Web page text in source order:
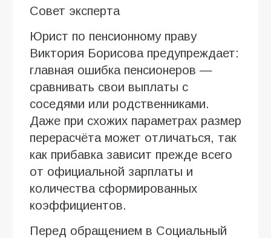
Совет эксперта
Юрист по пенсионному праву
Виктория Борисова предупреждает:
главная ошибка пенсионеров —
сравнивать свои выплаты с
соседями или родственниками.
Даже при схожих параметрах размер
перерасчёта может отличаться, так
как прибавка зависит прежде всего
от официальной зарплаты и
количества сформированных
коэффициентов.
Перед обращением в Социальный